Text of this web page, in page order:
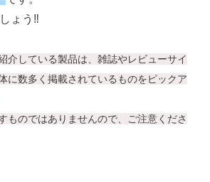
ょう‼
介している製品は、雑誌やレビューサイ
に数多く掲載されているものをピックア
ものではありませんので、ご注意くださ